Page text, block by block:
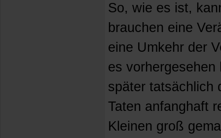
So, wie es ist,
brauchen eine
eine Umkehr der
es
später tatsächlich
Taten anfanghaft
Kleinen groß